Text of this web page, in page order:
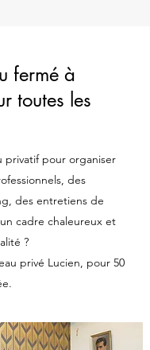
fermé à
toutes les
privatif pour organiser
des
des entretiens de
cadre chaleureux et
?
privé Lucien, pour 50